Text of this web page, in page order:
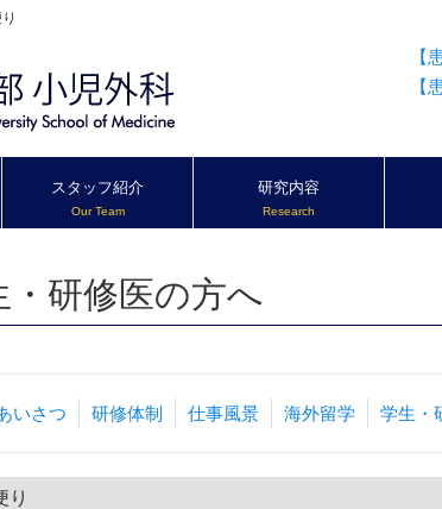
【
【
スタッフ紹介
Our Team
研究内容
Research
・研修医の方へ
いさつ 研修体制 仕事風景 海外留学 学生・
り